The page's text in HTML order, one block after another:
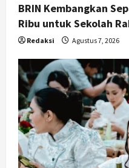
BRIN Kembangkan
Ribu untuk Sekolah
Redaksi Agustus 7, 2026